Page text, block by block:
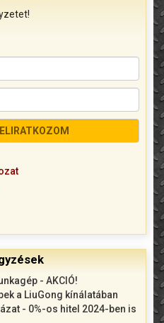
- AKCIÓ!
a LiuGong kínálatában
- 0%-os hitel 2024-ben is